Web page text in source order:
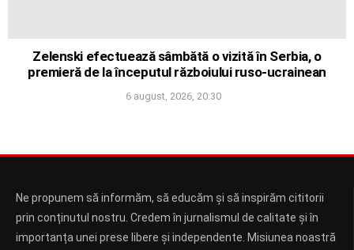
Zelenski efectuează sâmbătă o vizită în Serbia, o
premieră de la începutul războiului ruso-ucrainean
6 august, 2026, 20:30
Ne propunem să informăm, să educăm și să inspirăm cititorii
prin conținutul nostru. Credem în jurnalismul de calitate și în
importanța unei prese libere și independente. Misiunea noastră